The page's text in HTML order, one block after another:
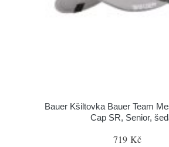
Bauer Kšiltovka Bauer Team
Cap SR, Senior,
719 Kč